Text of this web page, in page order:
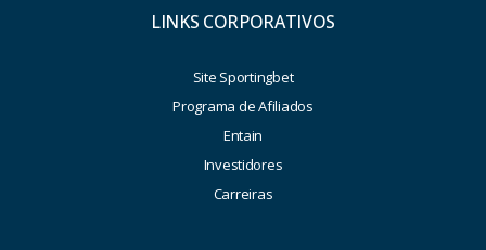
LINKS CORPORATIVOS
Site Sportingbet
Programa de Afiliados
Entain
Investidores
Carreiras